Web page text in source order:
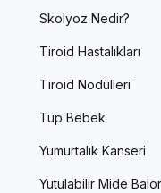
Skolyoz Nedir?
Tiroid Hastalıkları
Tiroid Nodülleri
Tüp Bebek
Yumurtalık Kanseri
Yutulabilir Mide